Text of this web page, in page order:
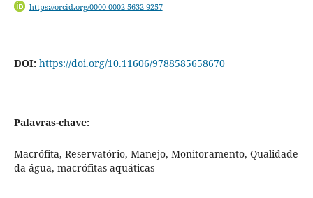
https://orcid.org/0000-0002-5632-9257
DOI: https://doi.org/10.11606/9788585658670
Palavras-chave:
Macrófita, Reservatório, Manejo, Monitoramento, Qualidade
da água, macrófitas aquáticas